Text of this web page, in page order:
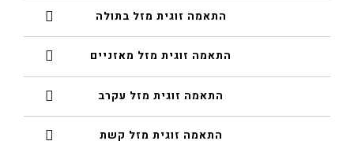
התאמה זוגית מזל בתולה
התאמה זוגית מזל מאזניים
התאמה זוגית מזל עקרב
התאמה זוגית מזל קשת